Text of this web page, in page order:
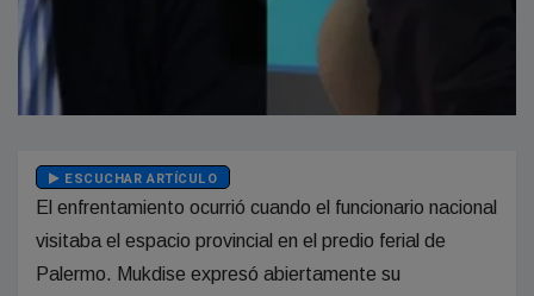
ESCUCHAR ARTÍCULO
El enfrentamiento ocurrió cuando el funcionario nacional
visitaba el espacio provincial en el predio ferial de
Palermo. Mukdise expresó abiertamente su